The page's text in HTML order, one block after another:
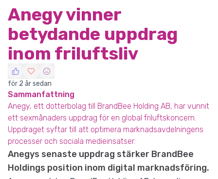
Anegy vinner
betydande uppdrag
inom friluftsliv
för 2 år sedan
Sammanfattning
Anegy, ett dotterbolag till BrandBee Holding AB, har vunnit
ett sexmånaders uppdrag för en global friluftskoncern.
Uppdraget syftar till att optimera marknadsavdelningens
processer och sociala medieinsatser.
Anegys senaste uppdrag stärker BrandBee
Holdings position inom digital marknadsföring.